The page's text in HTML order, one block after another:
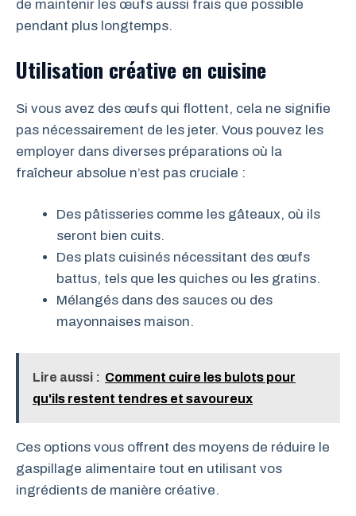
de maintenir les œufs aussi frais que possible
pendant plus longtemps.
Utilisation créative en cuisine
Si vous avez des œufs qui flottent, cela ne signifie
pas nécessairement de les jeter. Vous pouvez les
employer dans diverses préparations où la
fraîcheur absolue n’est pas cruciale :
Des pâtisseries comme les gâteaux, où ils
seront bien cuits.
Des plats cuisinés nécessitant des œufs
battus, tels que les quiches ou les gratins.
Mélangés dans des sauces ou des
mayonnaises maison.
Lire aussi : Comment cuire les bulots pour
qu'ils restent tendres et savoureux
Ces options vous offrent des moyens de réduire le
gaspillage alimentaire tout en utilisant vos
ingrédients de manière créative.